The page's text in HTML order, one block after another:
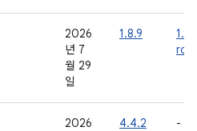
2026
년 7
월 29
일
1.8.9
2026
4.4.2 -